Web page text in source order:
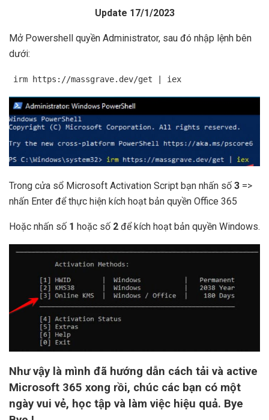
Update 17/1/2023
Mở Powershell quyền Administrator, sau đó nhập lệnh bên
dưới:
irm https://massgrave.dev/get | iex
Trong cửa sổ Microsoft Activation Script bạn nhấn số 3 =>
nhấn Enter để thực hiện kích hoạt bản quyền Office 365
Hoặc nhấn số 1 hoặc số 2 để kích hoạt bản quyền Windows.
Như vậy là mình đã hướng dẫn cách tải và active
Microsoft 365 xong rồi, chúc các bạn có một
ngày vui vẻ, học tập và làm việc hiệu quả. Bye